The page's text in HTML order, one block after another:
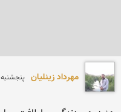
مهرداد زینلیان پنجشنبه 13 ارديبهشت 1397 | 9 سال پیش